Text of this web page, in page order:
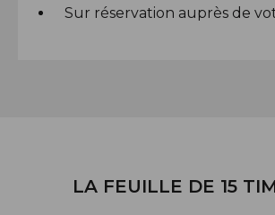
Sur réservation auprès de
LA FEUILLE DE 15